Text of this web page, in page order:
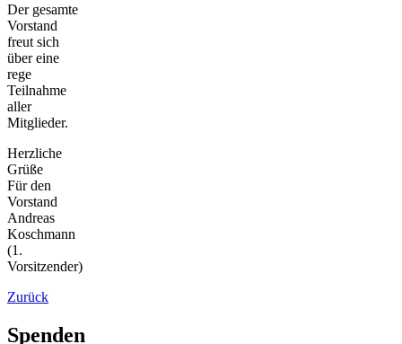
Der gesamte
Vorstand
freut sich
über eine
rege
Teilnahme
aller
Mitglieder.
Herzliche
Grüße
Für den
Vorstand
Andreas
Koschmann
(1.
Vorsitzender)
Zurück
Spenden